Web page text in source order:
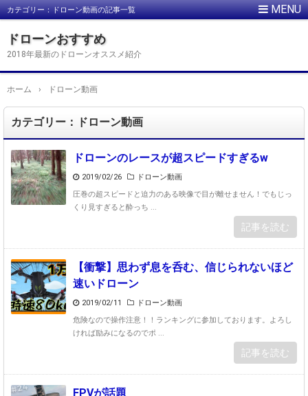
カテゴリー：ドローン動画の記事一覧
ドローンおすすめ
2018年最新のドローンオススメ紹介
ホーム › ドローン動画
カテゴリー：ドローン動画
ドローンのレースが超スピードすぎるw
2019/02/26
ドローン動画
圧巻の超スピードと迫力のある映像で目が離せません！でもじっ
くり見すぎると酔っち ...
記事を読む
【衝撃】思わず息を呑む、信じられないほど
速いドローン
2019/02/11
ドローン動画
危険なので操作注意！！ランキングに参加しております。よろし
ければ励みになるのでポ ...
記事を読む
FPVが話題